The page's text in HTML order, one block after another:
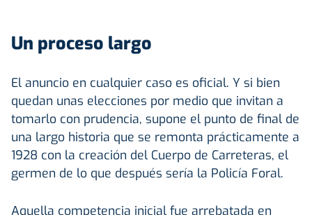
Un proceso largo
El anuncio en cualquier caso es oficial. Y si bien
quedan unas elecciones por medio que invitan a
tomarlo con prudencia, supone el punto de final de
una largo historia que se remonta prácticamente a
1928 con la creación del Cuerpo de Carreteras, el
germen de lo que después sería la Policía Foral.
Aquella competencia inicial fue arrebatada en